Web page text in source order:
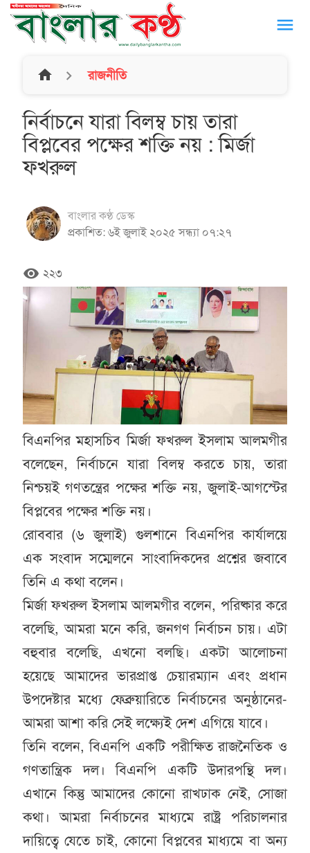
menu
home রাজনীতি
নির্বাচনে যারা বিলম্ব চায় তারা
বিপ্লবের পক্ষের শক্তি নয় : মির্জা
ফখরুল
বাংলার কণ্ঠ ডেস্ক
প্রকাশিত: ৬ই জুলাই ২০২৫ সন্ধ্যা ০৭:২৭
remove_red_eye ২২৩
বিএনপির মহাসচিব মির্জা ফখরুল ইসলাম আলমগীর
বলেছেন, নির্বাচনে যারা বিলম্ব করতে চায়, তারা
নিশ্চয়ই গণতন্ত্রের পক্ষের শক্তি নয়, জুলাই-আগস্টের
বিপ্লবের পক্ষের শক্তি নয়।
রোববার (৬ জুলাই) গুলশানে বিএনপির কার্যালয়ে
এক সংবাদ সম্মেলনে সাংবাদিকদের প্রশ্নের জবাবে
তিনি এ কথা বলেন।
মির্জা ফখরুল ইসলাম আলমগীর বলেন, পরিষ্কার করে
বলেছি, আমরা মনে করি, জনগণ নির্বাচন চায়। এটা
বহুবার বলেছি, এখনো বলছি। একটা আলোচনা
হয়েছে আমাদের ভারপ্রাপ্ত চেয়ারম্যান এবং প্রধান
উপদেষ্টার মধ্যে ফেব্রুয়ারিতে নির্বাচনের অনুষ্ঠানের-
আমরা আশা করি সেই লক্ষ্যেই দেশ এগিয়ে যাবে।
তিনি বলেন, বিএনপি একটি পরীক্ষিত রাজনৈতিক ও
গণতান্ত্রিক দল। বিএনপি একটি উদারপন্থি দল।
এখানে কিন্তু আমাদের কোনো রাখঢাক নেই, সোজা
কথা। আমরা নির্বাচনের মাধ্যমে রাষ্ট্র পরিচালনার
দায়িত্বে যেতে চাই, কোনো বিপ্লবের মাধ্যমে বা অন্য